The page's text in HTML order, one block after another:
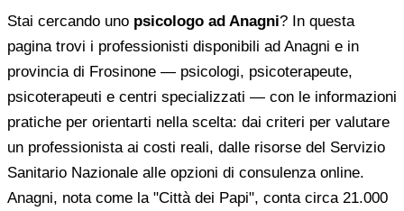
Stai cercando uno psicologo ad Anagni? In questa
pagina trovi i professionisti disponibili ad Anagni e in
provincia di Frosinone — psicologi, psicoterapeute,
psicoterapeuti e centri specializzati — con le informazioni
pratiche per orientarti nella scelta: dai criteri per valutare
un professionista ai costi reali, dalle risorse del Servizio
Sanitario Nazionale alle opzioni di consulenza online.
Anagni, nota come la "Città dei Papi", conta circa 21.000